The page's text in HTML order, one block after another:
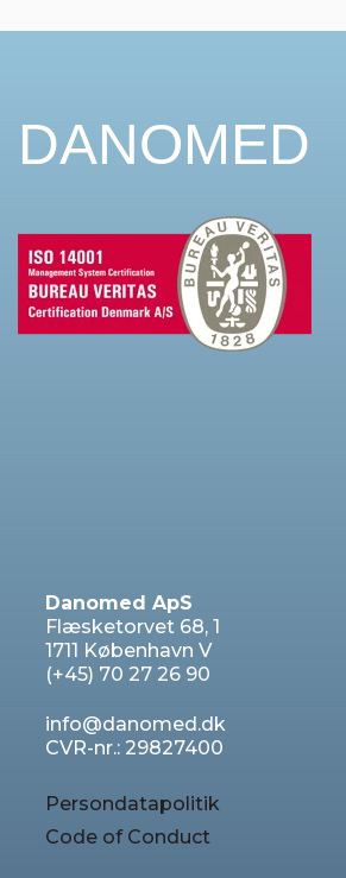
DANOMED
Danomed ApS
Flæsketorvet 68, 1
1711 København V
(+45) 70 27 26 90
info@danomed.dk
CVR-nr.: 29827400
Persondatapolitik
Code of Conduct